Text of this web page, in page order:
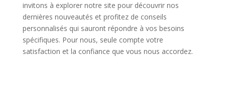
invitons à explorer notre site pour découvrir nos
dernières nouveautés et profitez de conseils
personnalisés qui sauront répondre à vos besoins
spécifiques. Pour nous, seule compte votre
satisfaction et la confiance que vous nous accordez.